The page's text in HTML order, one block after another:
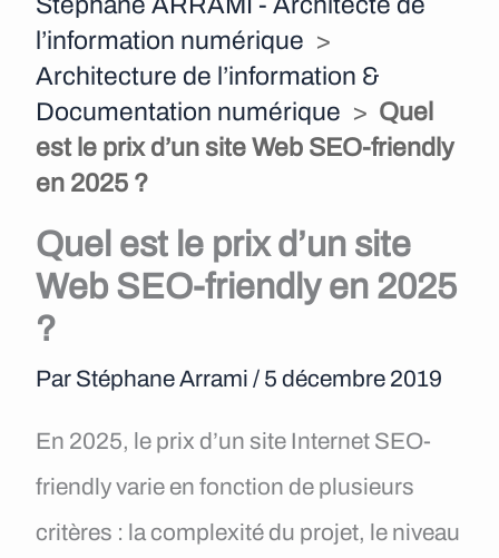
l’information numérique >
Architecture de l’information &
Documentation numérique > Quel
est le prix d’un site Web SEO-friendly
en 2025 ?
Quel est le prix d’un site
Web SEO-friendly en 2025
?
Par Stéphane Arrami / 5 décembre 2019
En 2025, le prix d’un site Internet SEO-
friendly varie en fonction de plusieurs
critères : la complexité du projet, le niveau